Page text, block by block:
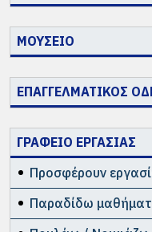
ΜΟΥΣΕΙΟ
ΕΠΑΓΓΕΛΜΑΤΙΚΟΣ
ΓΡΑΦΕΙΟ ΕΡΓΑΣΙΑΣ
Προσφέρουν
Παραδίδω